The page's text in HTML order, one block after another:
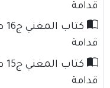
قدامة
قدامة
قدامة